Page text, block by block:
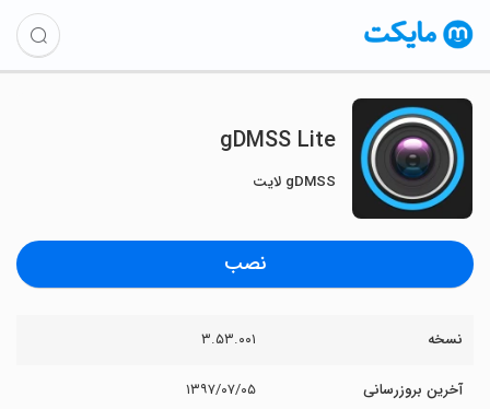
gDMSS Lite
gDMSS لایت
نصب
نسخه ۳.۵۳.۰۰۱
آخرین بروزرسانی ۱۳۹۷/۰۷/۰۵